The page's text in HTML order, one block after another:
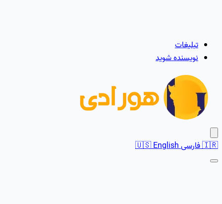
تبلیغات
نویسنده شوید
🇮🇷فارسی 🇺🇸English